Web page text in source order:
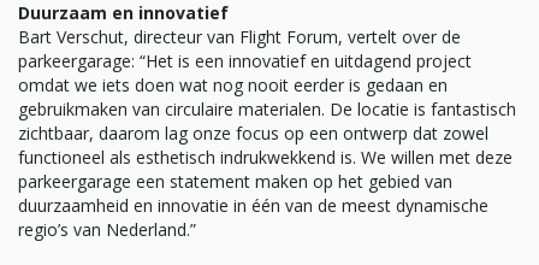
Duurzaam en innovatief
Bart Verschut, directeur van Flight Forum, vertelt over de
parkeergarage: “Het is een innovatief en uitdagend project
omdat we iets doen wat nog nooit eerder is gedaan en
gebruikmaken van circulaire materialen. De locatie is fantastisch
zichtbaar, daarom lag onze focus op een ontwerp dat zowel
functioneel als esthetisch indrukwekkend is. We willen met deze
parkeergarage een statement maken op het gebied van
duurzaamheid en innovatie in één van de meest dynamische
regio’s van Nederland.”